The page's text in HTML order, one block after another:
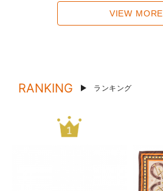
VIEW MORE
RANKING ランキング